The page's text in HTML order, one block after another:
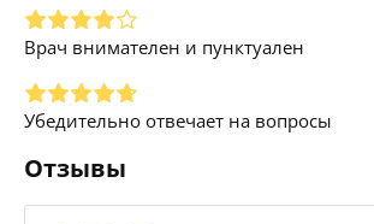
Врач внимателен и пунктуален
Убедительно отвечает на вопросы
Отзывы